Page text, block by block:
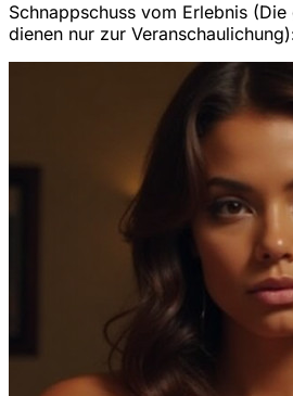
Schnappschuss vom Erlebnis
dienen nur zur